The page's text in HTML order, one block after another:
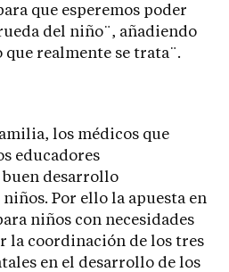
que esperemos poder
del niño¨, añadiendo
que realmente se trata¨.
los médicos que
educadores
buen desarrollo
Por ello la apuesta en
niños con necesidades
la coordinación de los tres
en el desarrollo de los